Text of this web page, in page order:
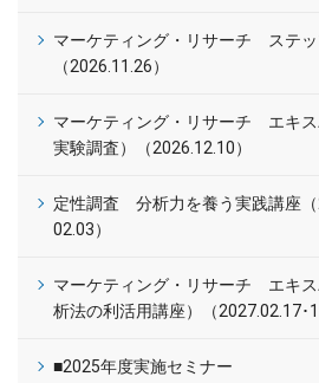
マーケティング・リサーチ ステッ
（2026.11.26）
マーケティング・リサーチ エキス
実験調査）（2026.12.10）
定性調査 分析力を養う実践講座（
02.03）
マーケティング・リサーチ エキ
析法の利活用講座）（2027.02.17･
■2025年度実施セミナー